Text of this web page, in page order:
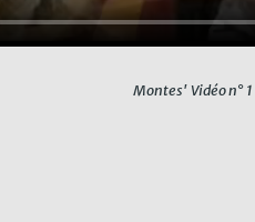
Montes' Vidéo n° 1